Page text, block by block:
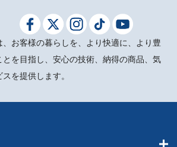
お客様の暮らしを、より快適に、より豊
を目指し、安心の技術、納得の商品、気
を提供します。